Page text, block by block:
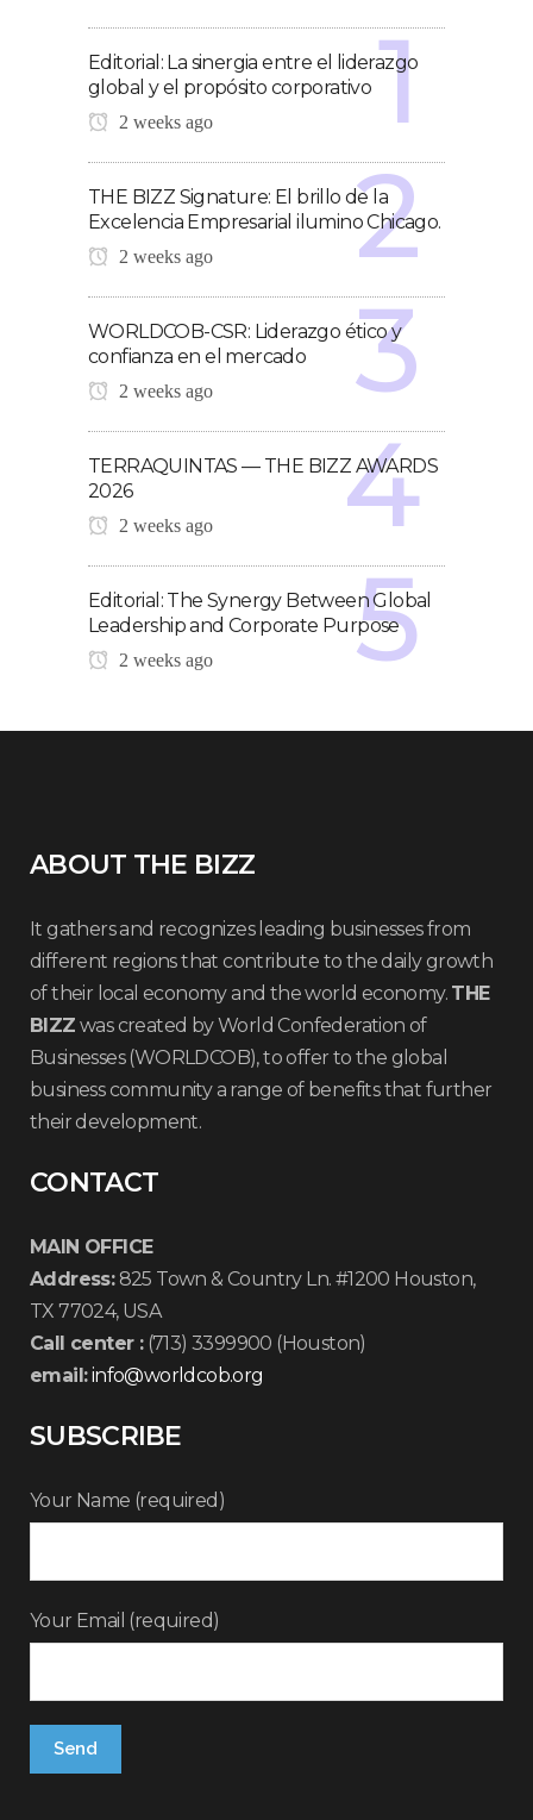
Editorial: La sinergia entre el liderazgo
global y el propósito corporativo
2 weeks ago
THE BIZZ Signature: El brillo de la
Excelencia Empresarial ilumino Chicago.
2 weeks ago
WORLDCOB-CSR: Liderazgo ético y
confianza en el mercado
2 weeks ago
TERRAQUINTAS — THE BIZZ AWARDS
2026
2 weeks ago
Editorial: The Synergy Between Global
Leadership and Corporate Purpose
2 weeks ago
ABOUT THE BIZZ
It gathers and recognizes leading businesses from
different regions that contribute to the daily growth
of their local economy and the world economy. THE
BIZZ was created by World Confederation of
Businesses (WORLDCOB), to offer to the global
business community a range of benefits that further
their development.
CONTACT
MAIN OFFICE
Address:825 Town & Country Ln. #1200 Houston,
TX 77024, USA
Call center :(713) 3399900 (Houston)
email:info@worldcob.org
SUBSCRIBE
Your Name (required)
Your Email (required)